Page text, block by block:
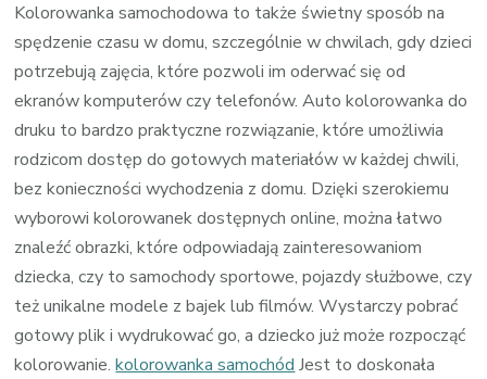
Kolorowanka samochodowa to także świetny sposób na
spędzenie czasu w domu, szczególnie w chwilach, gdy dzieci
potrzebują zajęcia, które pozwoli im oderwać się od
ekranów komputerów czy telefonów. Auto kolorowanka do
druku to bardzo praktyczne rozwiązanie, które umożliwia
rodzicom dostęp do gotowych materiałów w każdej chwili,
bez konieczności wychodzenia z domu. Dzięki szerokiemu
wyborowi kolorowanek dostępnych online, można łatwo
znaleźć obrazki, które odpowiadają zainteresowaniom
dziecka, czy to samochody sportowe, pojazdy służbowe, czy
też unikalne modele z bajek lub filmów. Wystarczy pobrać
gotowy plik i wydrukować go, a dziecko już może rozpocząć
kolorowanie.kolorowanka samochód Jest to doskonała